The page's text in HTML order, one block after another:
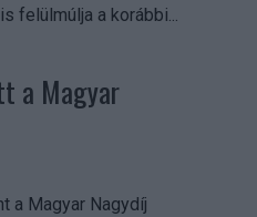
felülmúlja a korábbi...
a Magyar
a Magyar Nagydíj